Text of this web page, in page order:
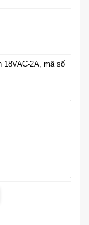
18VAC-2A, mã số